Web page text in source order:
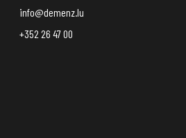
info@demenz.lu
+352 26 47 00